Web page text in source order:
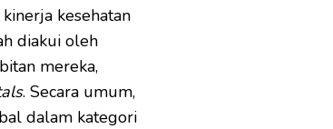
kesehatan
diakui oleh
mereka,
. Secara umum,
dalam kategori